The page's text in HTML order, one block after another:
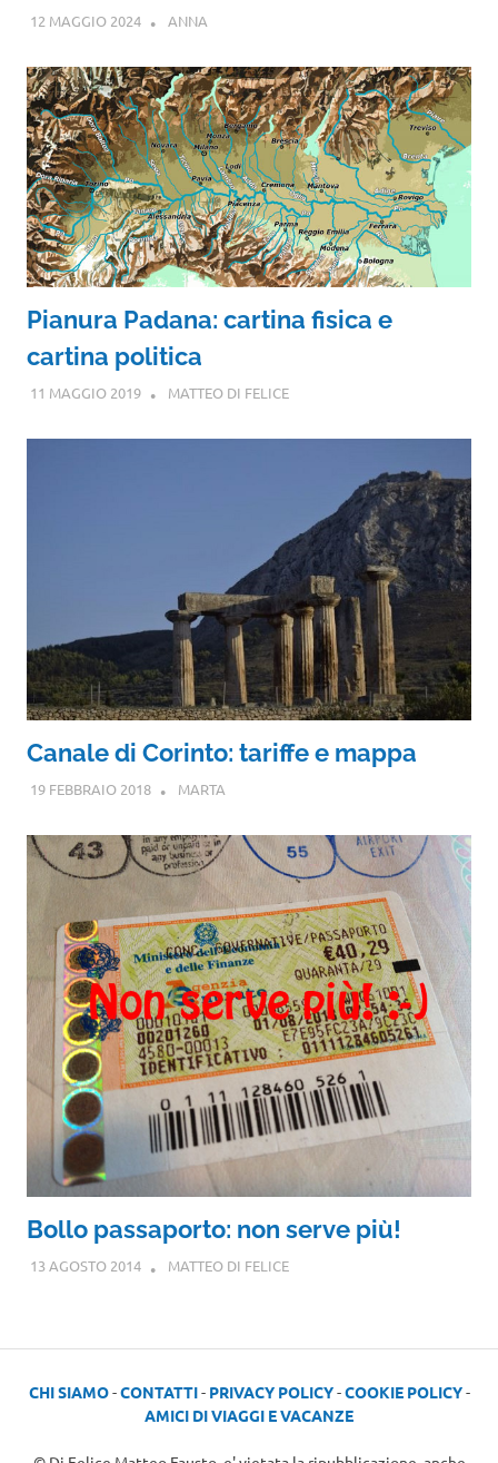
12 MAGGIO 2024 ANNA
Pianura Padana: cartina fisica e
cartina politica
11 MAGGIO 2019 MATTEO DI FELICE
Canale di Corinto: tariffe e mappa
19 FEBBRAIO 2018 MARTA
Bollo passaporto: non serve più!
13 AGOSTO 2014 MATTEO DI FELICE
CHI SIAMO-CONTATTI- PRIVACY POLICY-COOKIE POLICY-
AMICI DI VIAGGI E VACANZE